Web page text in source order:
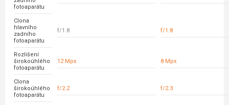
fotoaparátu
Clona
hlavního
zadního
fotoaparátu
f/1.8 f/1.8
Rozlišení
širokoúhlého
fotoaparátu
12 Mpx 8 Mpx
Clona
širokoúhlého
fotoaparátu
f/2.2 f/2.3